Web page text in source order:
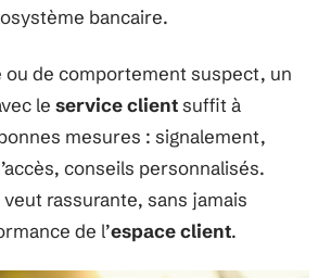
bancaire.
ou de comportement suspect, un
le service clientsuffit à
mesures : signalement,
conseils personnalisés.
veut rassurante, sans jamais
de l’espace client.